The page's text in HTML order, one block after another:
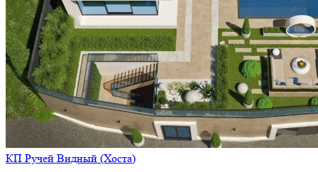
КП Ручей Видный (Хоста)